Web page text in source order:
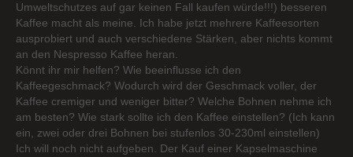
Umweltschutzes auf gar keinen Fall kaufen würde!!!) besseren
Kaffee macht als meine. Ich habe jetzt mehrere Kaffeesorten
ausprobiert und auch verschiedene Stärken, aber nichts kommt
an den Nespresso Kaffee heran.
Könnt ihr mir helfen? Wie beeinflusse ich den
Kaffeegeschmack? Wodurch wird der Geschmack voller, der
Kaffee cremiger und weniger bitter? Welche Bohnen nehme ich
am besten? Wie stark sollte ich den Kaffee einstellen? (Ich kann
ein, zwei oder drei Bohnen bei stufenlos 30-230ml einstellen)
Ich will noch nicht aufgeben. Der Kauf einer Kapselmaschine